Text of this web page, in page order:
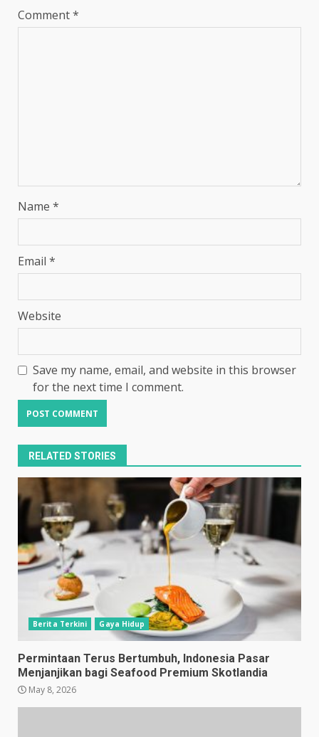
Comment*
Name *
Email *
Website
Save my name, email, and website in this browser
for the next time I comment.
RELATED STORIES
Berita Terkini Gaya Hidup
Permintaan Terus Bertumbuh, Indonesia Pasar
Menjanjikan bagi Seafood Premium Skotlandia
May 8, 2026